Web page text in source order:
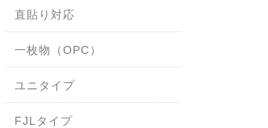
直貼り対応
一枚物（OPC）
ユニタイプ
FJLタイプ